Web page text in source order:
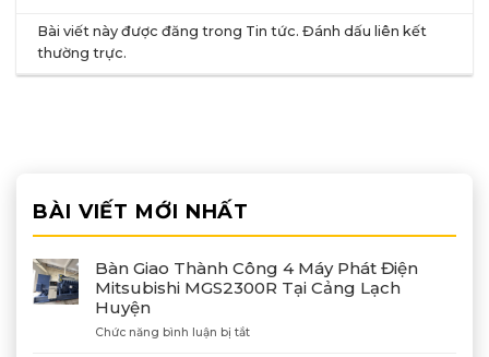
Bài viết này được đăng trong Tin tức. Đánh dấu liên kết
thường trực.
BÀI VIẾT MỚI NHẤT
Bàn Giao Thành Công 4 Máy Phát Điện
Mitsubishi MGS2300R Tại Cảng Lạch
Huyện
Chức năng bình luận bị tắtở